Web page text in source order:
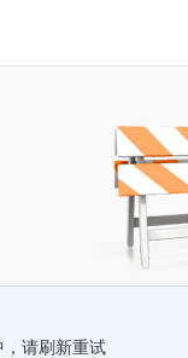
，请刷新重试